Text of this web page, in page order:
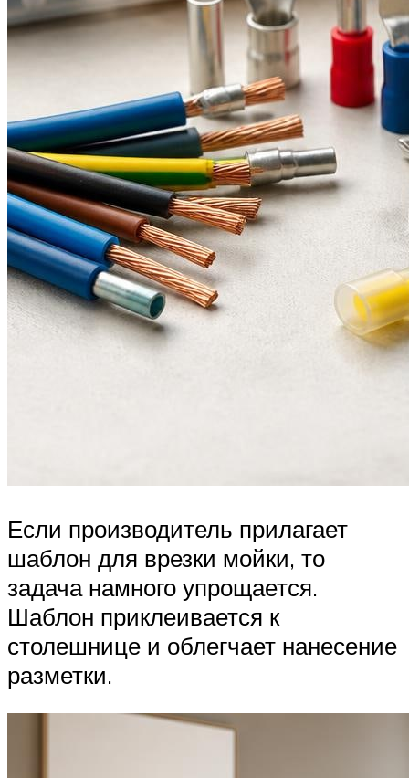
Если производитель прилагает
шаблон для врезки мойки, то
задача намного упрощается.
Шаблон приклеивается к
столешнице и облегчает нанесение
разметки.